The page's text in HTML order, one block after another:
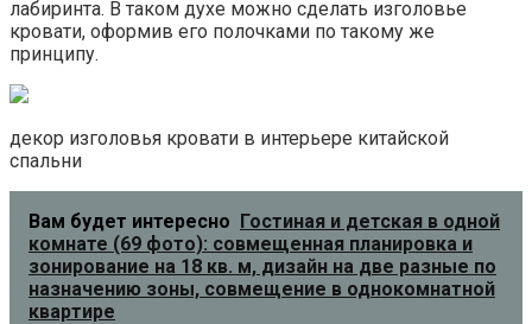
лабиринта. В таком духе можно сделать изголовье
кровати, оформив его полочками по такому же
принципу.
декор изголовья кровати в интерьере китайской
спальни
Вам будет интересно Гостиная и детская в одной
комнате (69 фото): совмещенная планировка и
зонирование на 18 кв. м, дизайн на две разные по
назначению зоны, совмещение в однокомнатной
квартире